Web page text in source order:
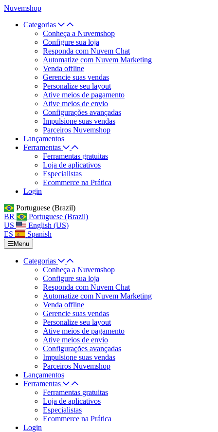
Nuvemshop
Categorias
Conheça a Nuvemshop
Configure sua loja
Responda com Nuvem Chat
Automatize com Nuvem Marketing
Venda offline
Gerencie suas vendas
Personalize seu layout
Ative meios de pagamento
Ative meios de envio
Configurações avançadas
Impulsione suas vendas
Parceiros Nuvemshop
Lançamentos
Ferramentas
Ferramentas gratuitas
Loja de aplicativos
Especialistas
Ecommerce na Prática
Login
Portuguese (Brazil)
BR
Portuguese (Brazil)
US
English (US)
ES
Spanish
Menu
Categorias
Conheça a Nuvemshop
Configure sua loja
Responda com Nuvem Chat
Automatize com Nuvem Marketing
Venda offline
Gerencie suas vendas
Personalize seu layout
Ative meios de pagamento
Ative meios de envio
Configurações avançadas
Impulsione suas vendas
Parceiros Nuvemshop
Lançamentos
Ferramentas
Ferramentas gratuitas
Loja de aplicativos
Especialistas
Ecommerce na Prática
Login